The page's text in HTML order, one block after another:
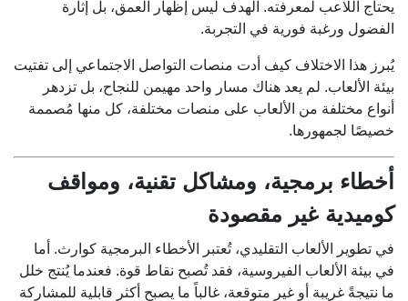
يحتاج اللاعب لمعرفته. الهدف ليس إظهار العمق، بل إثارة
الفضول ورغبة فورية في التجربة.
يُبرز هذا الاختلاف كيف أدت منصات التواصل الاجتماعي إلى تفتيت
بيئة الألعاب. لم يعد هناك مسار واحد مهيمن للنجاح، بل تزدهر
أنواع مختلفة من الألعاب على منصات مختلفة، كل منها مُصممة
خصيصًا لجمهورها.
أخطاء برمجية، ومشاكل تقنية، ومواقف
كوميدية غير مقصودة
في تطوير الألعاب التقليدي، تُعتبر الأخطاء البرمجية كوارث. أما
في بيئة الألعاب الفيروسية، فقد تُصبح نقاط قوة. فعندما يُنتج خلل
ما نتيجةً غريبة أو غير متوقعة، غالباً ما يصبح أكثر قابلية للمشاركة